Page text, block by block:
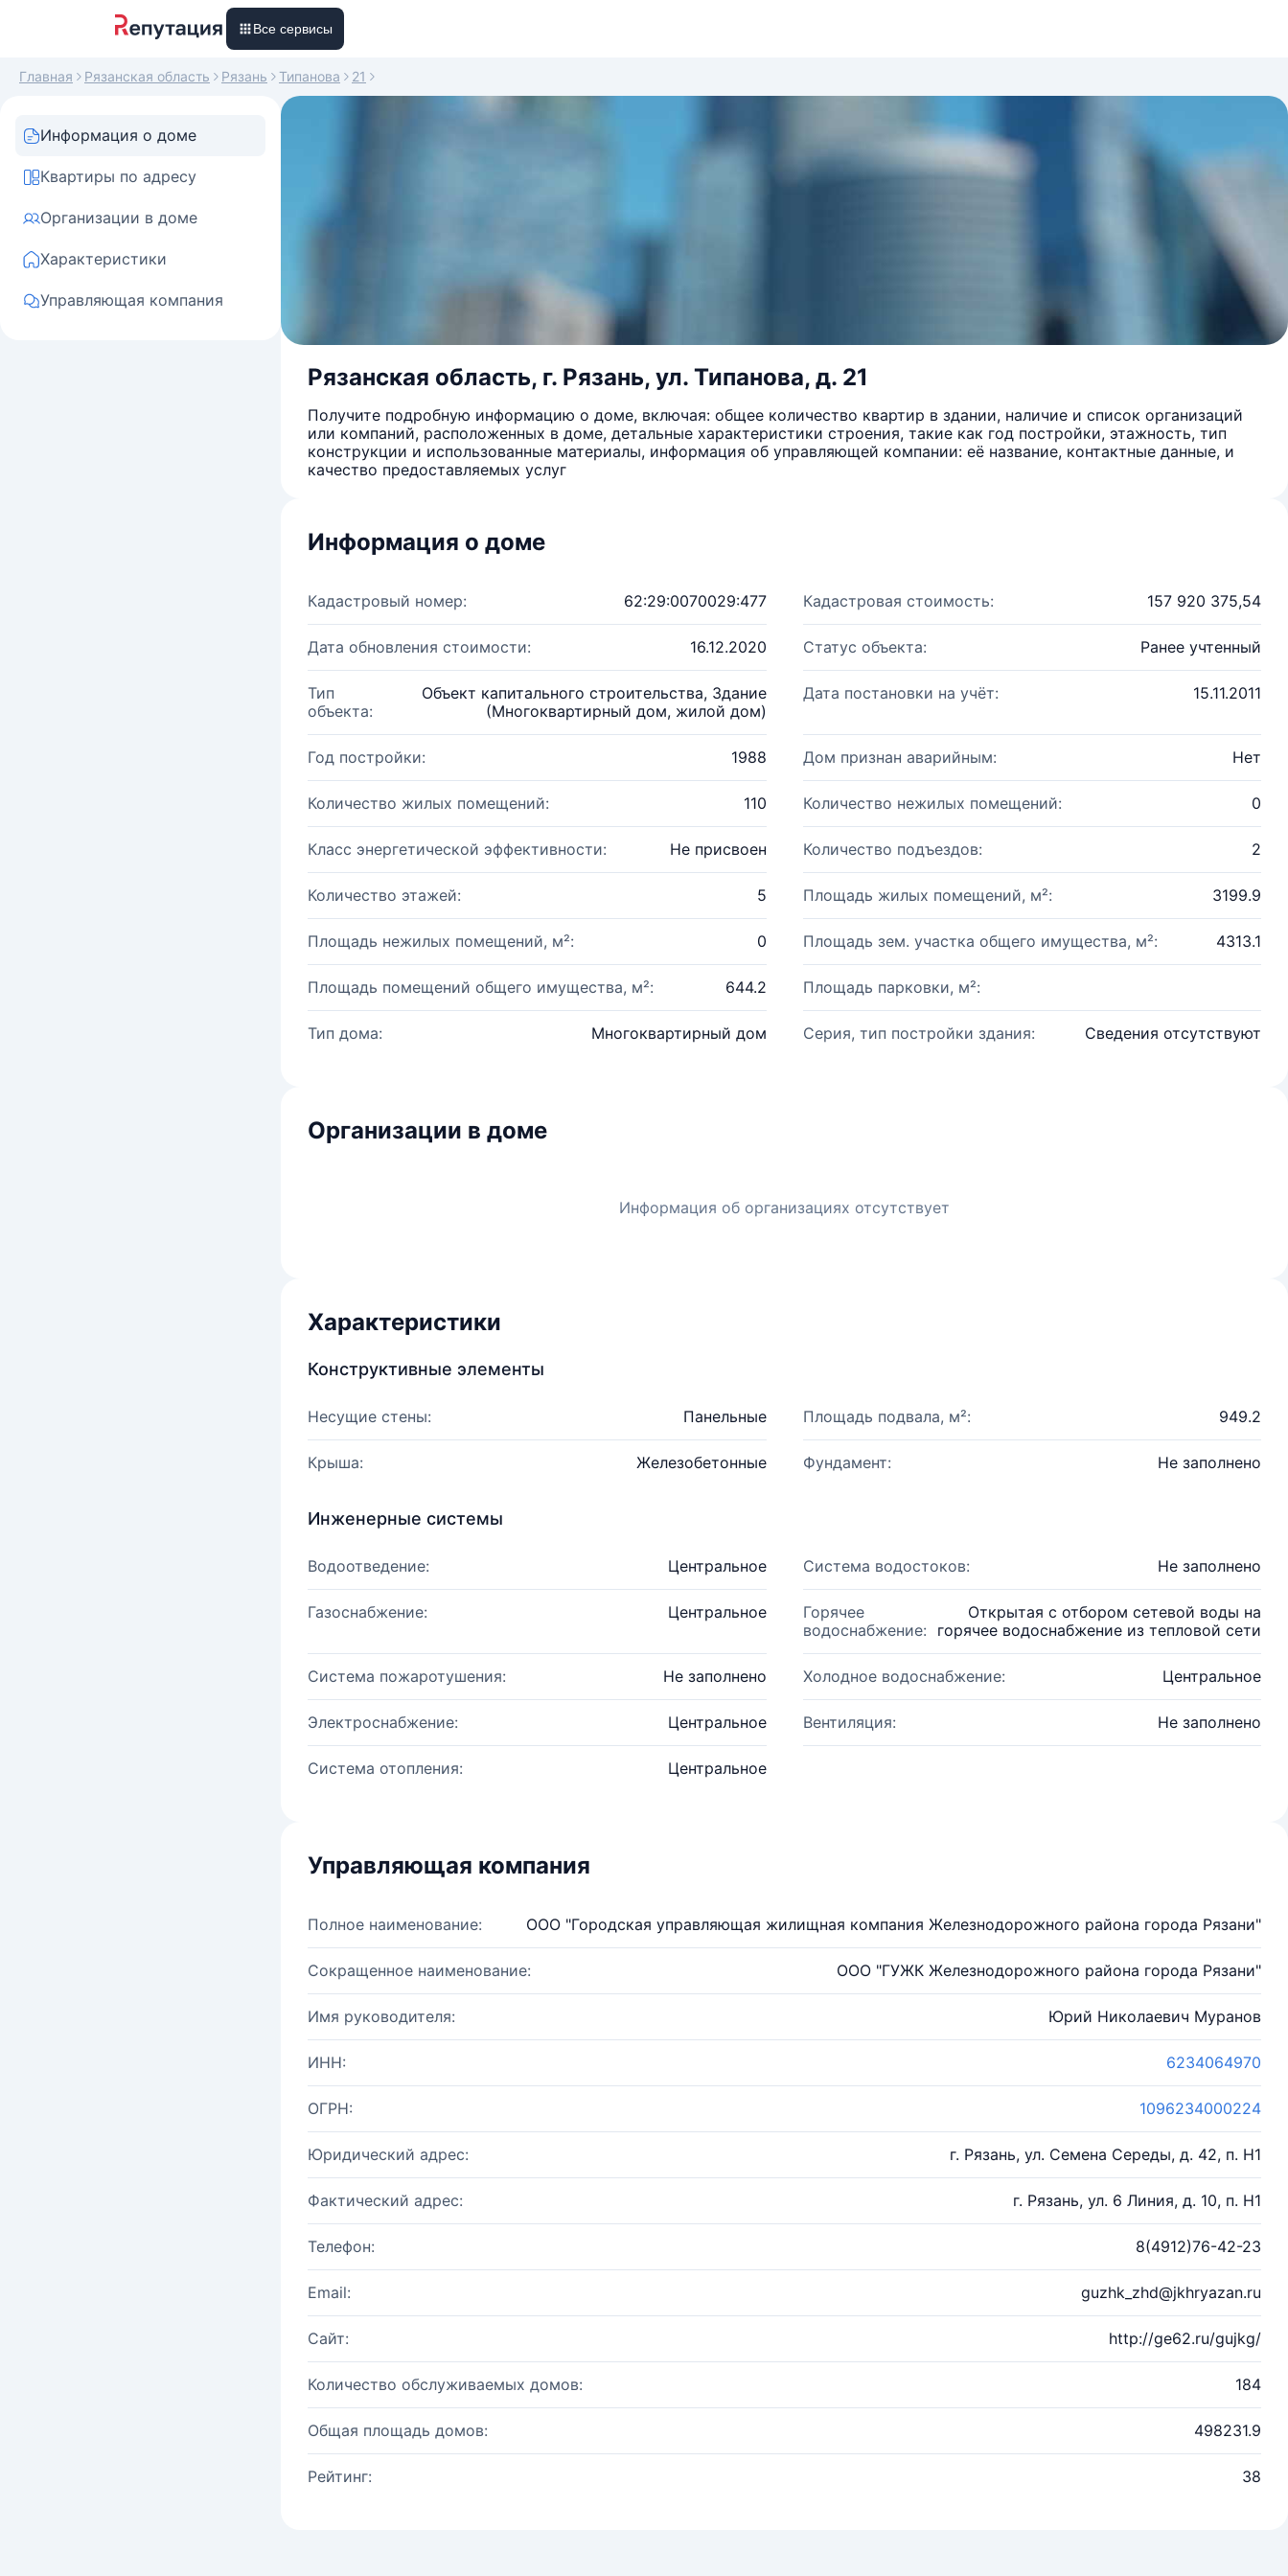
Все сервисы
Главная Рязанская область Рязань Типанова 21
Информация о доме
Квартиры по адресу
Организации в доме
Характеристики
Управляющая компания
Рязанская область, г. Рязань, ул. Типанова, д. 21
Получите подробную информацию о доме, включая: общее количество квартир в здании, наличие и список организаций
или компаний, расположенных в доме, детальные характеристики строения, такие как год постройки, этажность, тип
конструкции и использованные материалы, информация об управляющей компании: её название, контактные данные, и
качество предоставляемых услуг
Информация о доме
Кадастровый номер: 62:29:0070029:477 Кадастровая стоимость: 157 920 375,54
Дата обновления стоимости: 16.12.2020 Статус объекта: Ранее учтенный
Тип
объекта:
Объект капитального строительства, Здание
(Многоквартирный дом, жилой дом)
Дата постановки на учёт: 15.11.2011
Год постройки: 1988 Дом признан аварийным: Нет
Количество жилых помещений: 110 Количество нежилых помещений: 0
Класс энергетической эффективности: Не присвоен Количество подъездов: 2
Количество этажей: 5 Площадь жилых помещений, м²: 3199.9
Площадь нежилых помещений, м²: 0 Площадь зем. участка общего имущества, м²: 4313.1
Площадь помещений общего имущества, м²: 644.2 Площадь парковки, м²:
Тип дома: Многоквартирный дом Серия, тип постройки здания: Сведения отсутствуют
Организации в доме
Информация об организациях отсутствует
Характеристики
Конструктивные элементы
Несущие стены: Панельные Площадь подвала, м²: 949.2
Крыша: Железобетонные Фундамент: Не заполнено
Инженерные системы
Водоотведение: Центральное Система водостоков: Не заполнено
Газоснабжение: Центральное
Горячее
водоснабжение:
Открытая с отбором сетевой воды на
горячее водоснабжение из тепловой сети
Система пожаротушения: Не заполнено Холодное водоснабжение: Центральное
Электроснабжение: Центральное Вентиляция: Не заполнено
Система отопления: Центральное
Управляющая компания
Полное наименование: ООО "Городская управляющая жилищная компания Железнодорожного района города Рязани"
Сокращенное наименование: ООО "ГУЖК Железнодорожного района города Рязани"
Имя руководителя: Юрий Николаевич Муранов
ИНН: 6234064970
ОГРН: 1096234000224
Юридический адрес: г. Рязань, ул. Семена Середы, д. 42, п. Н1
Фактический адрес: г. Рязань, ул. 6 Линия, д. 10, п. Н1
Телефон: 8(4912)76-42-23
Email: guzhk_zhd@jkhryazan.ru
Сайт: http://ge62.ru/gujkg/
Количество обслуживаемых домов: 184
Общая площадь домов: 498231.9
Рейтинг: 38